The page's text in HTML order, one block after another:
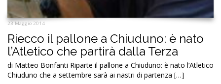
23 Maggio 2014
Riecco il pallone a Chiuduno: è nato
l’Atletico che partirà dalla Terza
di Matteo Bonfanti Riparte il pallone a Chiuduno: è nato l’Atletico
Chiuduno che a settembre sarà ai nastri di partenza […]